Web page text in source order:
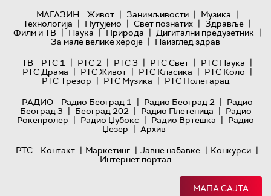
МАГАЗИН
Живот | Занимљивости | Музика |
Технологијa | Путујемо | Свет познатих | Здравље |
Филм и ТВ | Наука | Природа | Дигитални предузетник |
За мале велике хероје | Наизглед здрав
ТВ
РТС 1 | РТС 2 | РТС 3 | РТС Свет | РТС Наука |
РТС Драма | РТС Живот | РТС Класика | РТС Коло |
РТС Трезор | РТС Музика | РТС Полетарац
РАДИО
Радио Београд 1 | Радио Београд 2 | Радио
Београд 3 | Београд 202 | Радио Плетеница | Радио
Рокенролер | Радио Џубокс | Радио Вртешка | Радио
Џезер | Архив
РТС
Контакт | Маркетинг | Јавне набавке | Конкурси |
Интернет портал
МАПА САЈТА